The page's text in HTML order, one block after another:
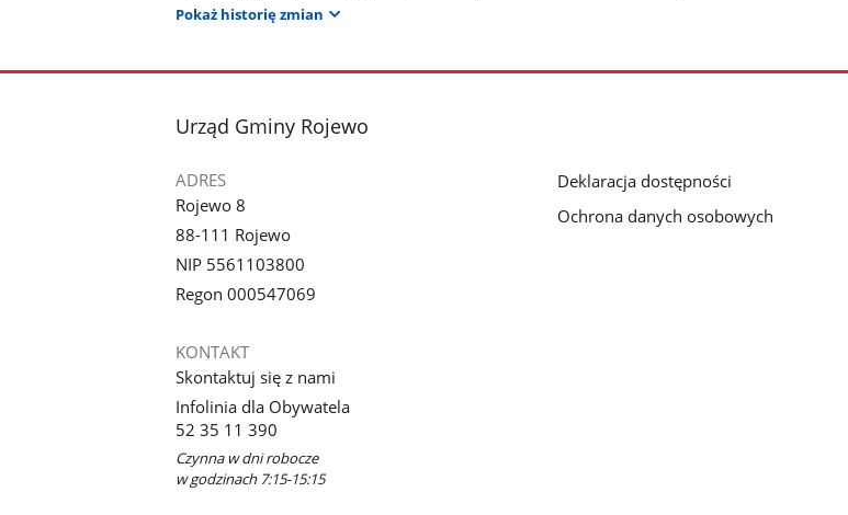
Pokaż historię zmian
stopka
Urząd Gminy Rojewo
ADRES
Rojewo 8
88-111 Rojewo
NIP 5561103800
Regon 000547069
KONTAKT
Skontaktuj się z nami
Infolinia dla Obywatela
52 35 11 390
Czynna w dni robocze
w godzinach 7:15-15:15
Deklaracja dostępności
Ochrona danych osobowych